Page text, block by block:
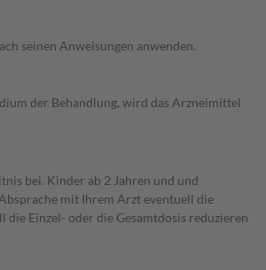
seinen Anweisungen anwenden.
der Behandlung, wird das Arzneimittel
bei. Kinder ab 2 Jahren und und
mit Ihrem Arzt eventuell die
Einzel- oder die Gesamtdosis reduzieren